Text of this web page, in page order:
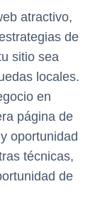
atractivo,
de
sitio sea
locales.
en
página de
oportunidad
técnicas,
de